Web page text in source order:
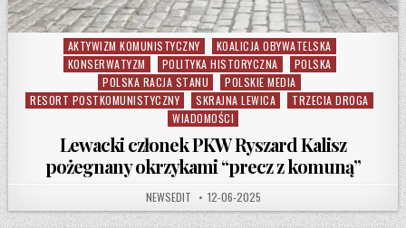
Posted in
AKTYWIZM KOMUNISTYCZNY
KOALICJA OBYWATELSKA
KONSERWATYZM
POLITYKA HISTORYCZNA
POLSKA
POLSKA RACJA STANU
POLSKIE MEDIA
RESORT POSTKOMUNISTYCZNY
SKRAJNA LEWICA
TRZECIA DROGA
WIADOMOŚCI
Lewacki członek PKW Ryszard Kalisz
pożegnany okrzykami “precz z komuną”
AUTHOR:
NEWSEDIT PUBLISHED DATE:
12-06-2025